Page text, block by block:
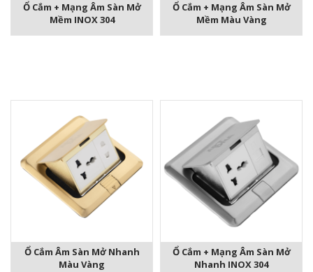
Ổ Cắm + Mạng Âm Sàn Mở
Mềm INOX 304
Ổ Cắm + Mạng Âm Sàn Mở
Mềm Màu Vàng
Ổ Cắm Âm Sàn Mở Nhanh
Màu Vàng
Ổ Cắm + Mạng Âm Sàn Mở
Nhanh INOX 304